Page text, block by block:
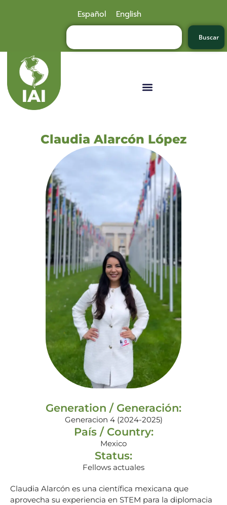
Español English
Buscar
Claudia Alarcón López
Generation / Generación:
Generacion 4 (2024-2025)
País / Country:
Mexico
Status:
Fellows actuales
Claudia Alarcón es una científica mexicana que
aprovecha su experiencia en STEM para la diplomacia